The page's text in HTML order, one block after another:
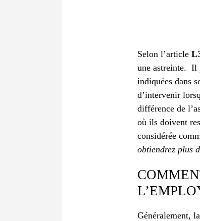
Selon l’article
une astreinte. Il
indiquées dans
d’intervenir
différence de
où ils doivent
considérée
obtiendrez plus
Généralement,